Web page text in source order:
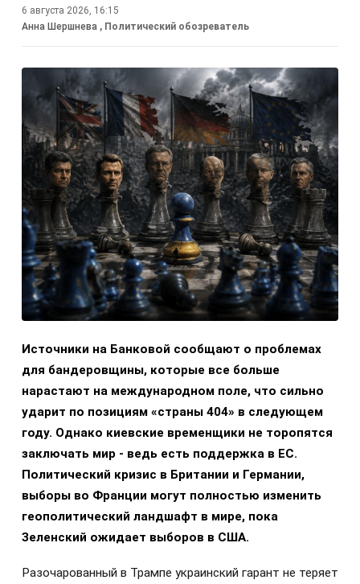
6 августа 2026, 16:15
Анна Шершнева , Политический обозреватель
Источники на Банковой сообщают о проблемах
для бандеровщины, которые все больше
нарастают на международном поле, что сильно
ударит по позициям «страны 404» в следующем
году. Однако киевские временщики не торопятся
заключать мир - ведь есть поддержка в ЕС.
Политический кризис в Британии и Германии,
выборы во Франции могут полностью изменить
геополитический ландшафт в мире, пока
Зеленский ожидает выборов в США.
Разочарованный в Трампе украинский гарант не теряет